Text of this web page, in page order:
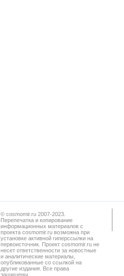
© cosmomir.ru 2007-2023.
Перепечатка и копирование
информационных материалов с
проекта cosmomir.ru возможна при
установке активной гиперссылки на
первоисточник. Проект cosmomir.ru не
несет ответственности за новостные
и аналитические материалы,
опубликованные со ссылкой на
другие издания. Все права
защищены.